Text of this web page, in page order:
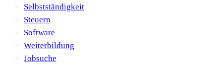
Selbstständigkeit
Steuern
Software
Weiterbildung
Jobsuche